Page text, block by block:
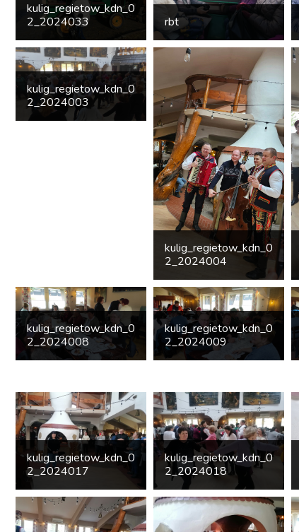
kulig_regietow_kdn_0
2_2024033
rbt
kulig_regietow_kdn_0
2_2024003
kulig_regietow_kdn_0
2_2024004
kulig_regietow_kdn_0
2_2024008
kulig_regietow_kdn_0
2_2024009
kulig_regietow_kdn_0
2_2024017
kulig_regietow_kdn_0
2_2024018